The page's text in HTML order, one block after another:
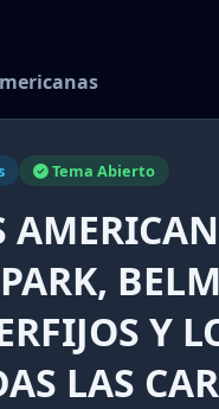
Tema Abierto
Y
LAS